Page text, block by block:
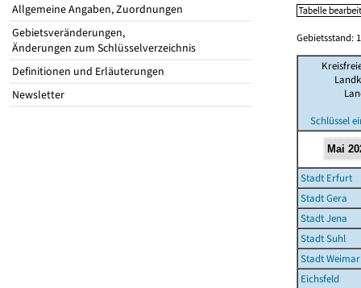
Allgemeine Angaben, Zuordnungen
Gebietsveränderungen,
Änderungen zum Schlüsselverzeichnis
Definitionen und Erläuterungen
Newsletter
Gebietsstand:
Schlüssel
Stadt Erfurt
Stadt Gera
Stadt Jena
Stadt Suhl
Stadt Weimar
Eichsfeld